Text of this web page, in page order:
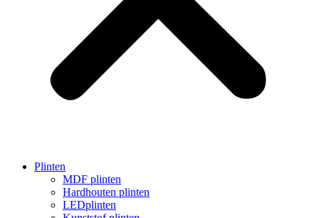
Plinten
MDF plinten
Hardhouten plinten
LEDplinten